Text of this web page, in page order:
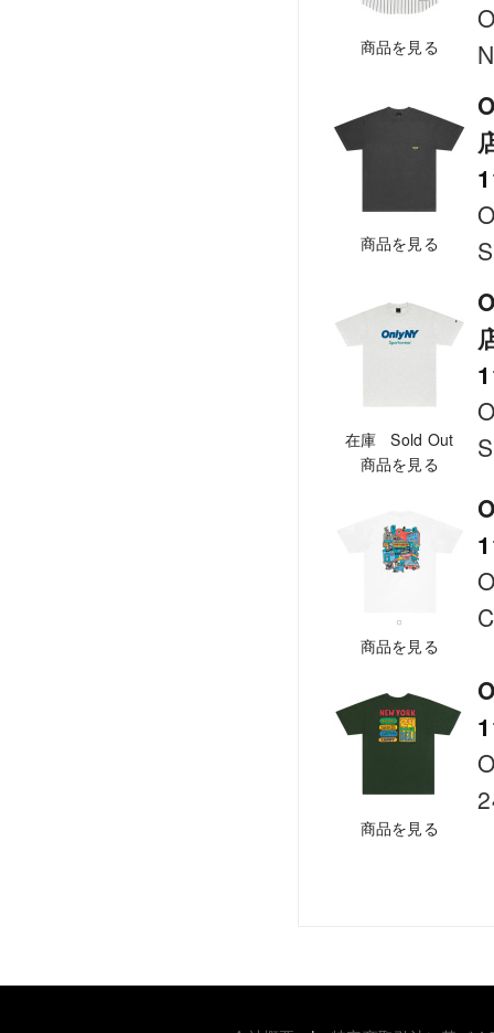
商品を見る
商品を見る
在庫 Sold Out
商品を見る
商品を見る
商品を見る